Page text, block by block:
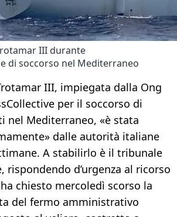
III durante
di soccorso nel Mediterraneo
III, impiegata dalla Ong
per il soccorso di
nel Mediterraneo, «è stata
dalle autorità italiane
A stabilirlo è il tribunale
rispondendo d’urgenza al ricorso
chiesto mercoledì scorso la
del fermo amministrativo